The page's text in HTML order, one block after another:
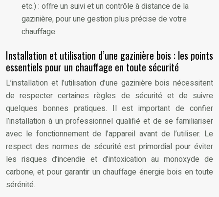
etc.) : offre un suivi et un contrôle à distance de la
gazinière, pour une gestion plus précise de votre
chauffage.
Installation et utilisation d’une gazinière bois : les points
essentiels pour un chauffage en toute sécurité
L’installation et l’utilisation d’une gazinière bois nécessitent
de respecter certaines règles de sécurité et de suivre
quelques bonnes pratiques. Il est important de confier
l’installation à un professionnel qualifié et de se familiariser
avec le fonctionnement de l’appareil avant de l’utiliser. Le
respect des normes de sécurité est primordial pour éviter
les risques d’incendie et d’intoxication au monoxyde de
carbone, et pour garantir un chauffage énergie bois en toute
sérénité.